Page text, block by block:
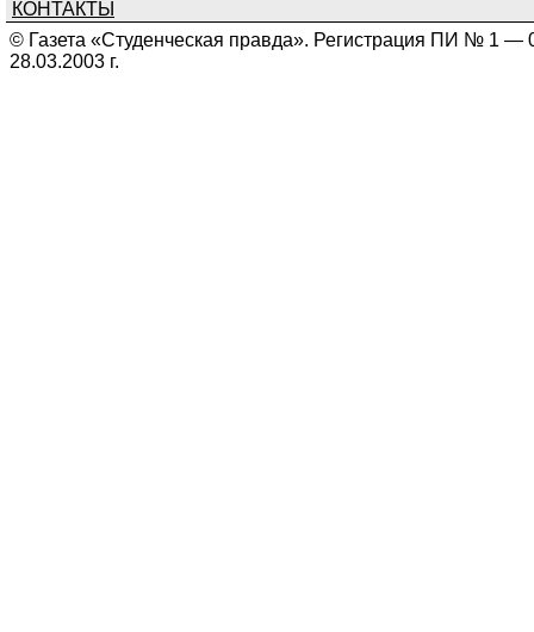
КОНТАКТЫ
© Газета «Студенческая правда». Регистрация ПИ № 1 —
28.03.2003 г.